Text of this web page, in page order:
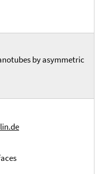
by asymmetric